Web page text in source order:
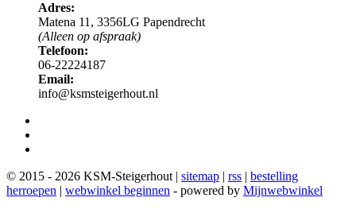
Adres:
Matena 11, 3356LG Papendrecht
(Alleen op afspraak)
Telefoon:
06-22224187
Email:
info@ksmsteigerhout.nl
© 2015 - 2026 KSM-Steigerhout | sitemap | rss | bestelling
herroepen | webwinkel beginnen - powered by Mijnwebwinkel